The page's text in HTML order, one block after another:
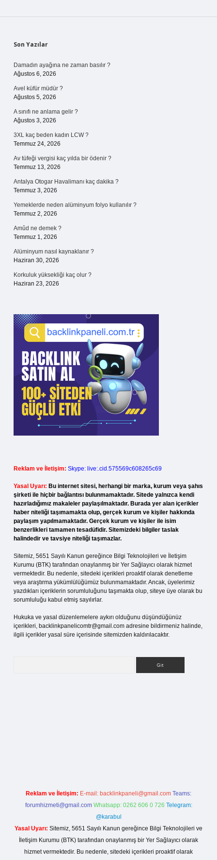
Sidebar
Son Yazılar
Damadın ayağına ne zaman basılır ?
Ağustos 6, 2026
Avel küfür müdür ?
Ağustos 5, 2026
A sınıfı ne anlama gelir ?
Ağustos 3, 2026
3XL kaç beden kadın LCW ?
Temmuz 24, 2026
Av tüfeği vergisi kaç yılda bir ödenir ?
Temmuz 13, 2026
Antalya Otogar Havalimanı kaç dakika ?
Temmuz 3, 2026
Yemeklerde neden alüminyum folyo kullanılır ?
Temmuz 2, 2026
Amûd ne demek ?
Temmuz 1, 2026
Alüminyum nasıl kaynaklanır ?
Haziran 30, 2026
Korkuluk yüksekliği kaç olur ?
Haziran 23, 2026
Reklam ve İletişim: Skype: live:.cid.575569c608265c69
Yasal Uyarı: Bu internet sitesi, herhangi bir marka, kurum veya şahıs
şirketi ile hiçbir bağlantısı bulunmamaktadır. Sitede yalnızca kendi
hazırladığımız makaleler paylaşılmaktadır. Burada yer alan içerikler
haber niteliği taşımamakta olup, gerçek kurum ve kişiler hakkında
paylaşım yapılmamaktadır. Gerçek kurum ve kişiler ile isim
benzerlikleri tamamen tesadüfidir. Sitemizdeki bilgiler taslak
halindedir ve tavsiye niteliği taşımazlar.
Sitemiz, 5651 Sayılı Kanun gereğince Bilgi Teknolojileri ve İletişim
Kurumu (BTK) tarafından onaylanmış bir Yer Sağlayıcı olarak hizmet
vermektedir. Bu nedenle, sitedeki içerikleri proaktif olarak denetleme
veya araştırma yükümlülüğümüz bulunmamaktadır. Ancak, üyelerimiz
yazdıkları içeriklerin sorumluluğunu taşımakta olup, siteye üye olarak bu
sorumluluğu kabul etmiş sayılırlar.
Hukuka ve yasal düzenlemelere aykırı olduğunu düşündüğünüz
içerikleri, backlinkpanelicomtr@gmail.com adresine bildirmeniz halinde,
ilgili içerikler yasal süre içerisinde sitemizden kaldırılacaktır.
Reklam ve İletişim: E-mail: backlinkpaneli@gmail.com Teams:
forumhizmeti@gmail.com Whatsapp: 0262 606 0 726 Telegram:
@karabul
Yasal Uyarı: Sitemiz, 5651 Sayılı Kanun gereğince Bilgi Teknolojileri ve
İletişim Kurumu (BTK) tarafından onaylanmış bir Yer Sağlayıcı olarak
hizmet vermektedir. Bu nedenle, sitedeki içerikleri proaktif olarak